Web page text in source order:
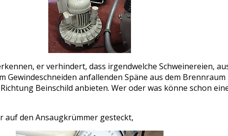
er verhindert, dass irgendwelche Schweinereien,
Gewindeschneiden anfallenden Späne aus dem
Beinschild anbieten. Wer oder was könne schon
auf den Ansaugkrümmer gesteckt,